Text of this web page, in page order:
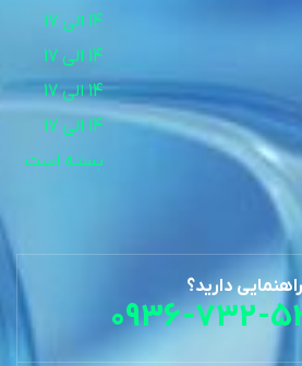
14 الی 17
14 الی 17
بسته است
دارید؟
0936-732-